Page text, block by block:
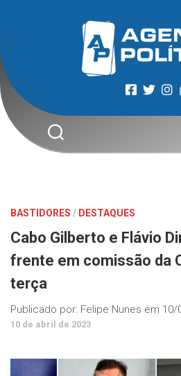
BASTIDORES / DESTAQUES
Cabo Gilberto e Flávio
frente em comissão da
terça
Publicado por: Felipe Nunes em 10/
10 de abril de 2023